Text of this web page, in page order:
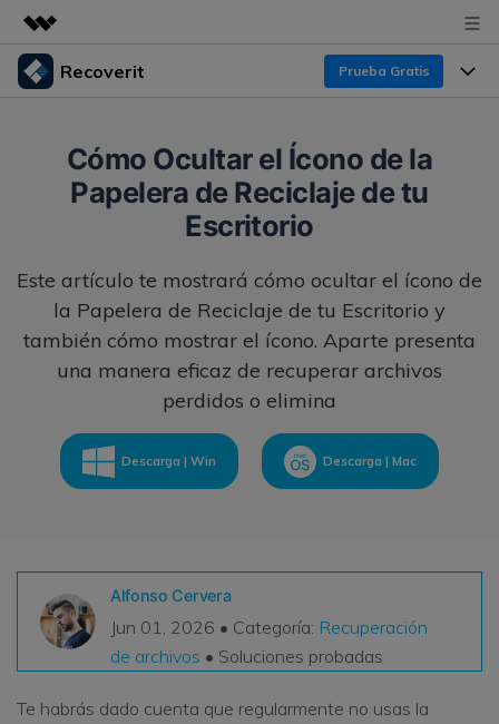
Productos destacados
Utilidades
Empresas
Resumen
Quiénes somos
Sala de prensa
Tienda
Recoverit Prueba Gratis
Recoverit para Windows
Pruébalo Gratis
Recoverit para Mac
Recupera datos ilimitados del sistema Mac
Pruébalo Gratis
Recoverit Gratis
Recupera datos perdidos/eliminados gratis
Pruébalo Gratis
Funciones
Recuperar Medios Borrados
Soluciones de Recuperación Exclusivas Nuevo
Recuperar Documentos
Escenarios de Pérdida de Datos
Por qué Recoverit
Experto en Recuperación de Datos
Historias de Clientes
Temas Destacados
DESCARGAR Sign In
search
Cómo Ocultar el Ícono de la
Papelera de Reciclaje de tu
Escritorio
Este artículo te mostrará cómo ocultar el ícono de
la Papelera de Reciclaje de tu Escritorio y
también cómo mostrar el ícono. Aparte presenta
una manera eficaz de recuperar archivos
perdidos o elimina
Descarga | Win Descarga | Mac
Alfonso Cervera
Jun 01, 2026 • Categoría: Recuperación
de archivos • Soluciones probadas
Te habrás dado cuenta que regularmente no usas la